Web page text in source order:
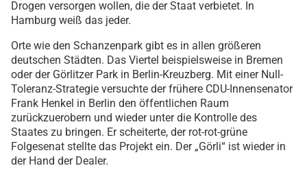
Drogen versorgen wollen, die der Staat verbietet. In
Hamburg weiß das jeder.
Orte wie den Schanzenpark gibt es in allen größeren
deutschen Städten. Das Viertel beispielsweise in Bremen
oder der Görlitzer Park in Berlin-Kreuzberg. Mit einer Null-
Toleranz-Strategie versuchte der frühere CDU-Innensenator
Frank Henkel in Berlin den öffentlichen Raum
zurückzuerobern und wieder unter die Kontrolle des
Staates zu bringen. Er scheiterte, der rot-rot-grüne
Folgesenat stellte das Projekt ein. Der „Görli“ ist wieder in
der Hand der Dealer.